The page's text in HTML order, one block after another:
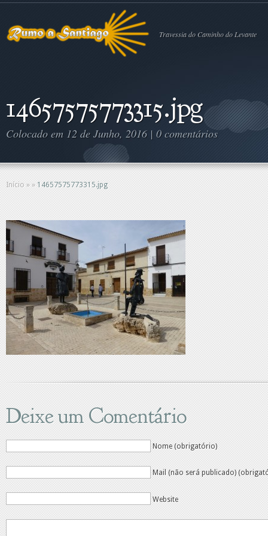
Travessia do Caminho do Levante
14657575773315.jpg
Colocado em 12 de Junho, 2016 | 0 comentários
Início » » 14657575773315.jpg
Deixe um Comentário
Nome (obrigatório)
Mail (não será publicado)
Website